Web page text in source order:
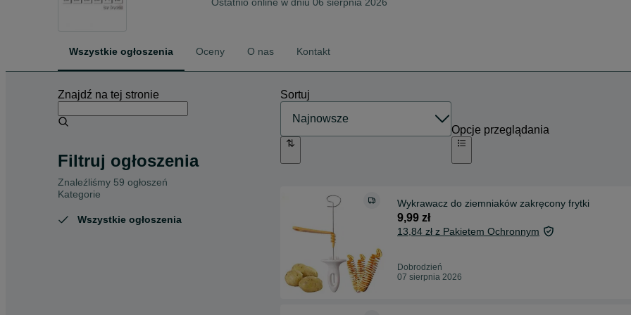
Wszystkie ogłoszenia Oceny O nas Kontakt
Znajdź na tej stronie
Filtruj ogłoszenia
Znaleźliśmy 59 ogłoszeń
Kategorie
Wszystkie ogłoszenia
Sortuj
Opcje przeglądania
Wykrawacz do ziemniaków zakręcony frytki
9,99 zł
13,84 zł z Pakietem Ochronnym
Dobrodzień
07 sierpnia 2026